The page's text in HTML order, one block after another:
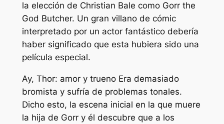
la elección de Christian Bale como Gorr the
God Butcher. Un gran villano de cómic
interpretado por un actor fantástico debería
haber significado que esta hubiera sido una
película especial.
Ay, Thor: amor y truenoEra demasiado
bromista y sufría de problemas tonales.
Dicho esto, la escena inicial en la que muere
la hija de Gorr y él descubre que a los